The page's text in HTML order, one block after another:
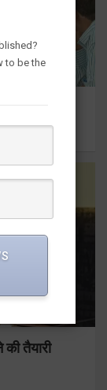
रोजगार मेले
तैयारी
to be the